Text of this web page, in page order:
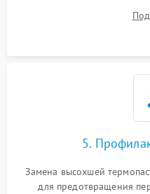
матрицы, замена
SSD или
5.
Замена высохшей
для предотвращения